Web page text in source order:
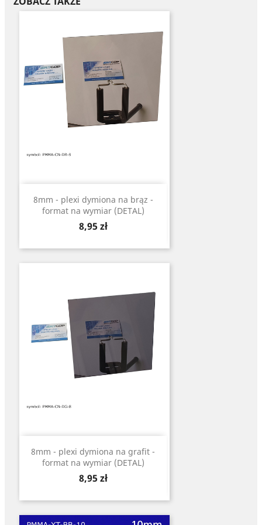
8mm - plexi dymiona na brąz -
format na wymiar (DETAL)
Cena
8,95 zł
8mm - plexi dymiona na grafit -
format na wymiar (DETAL)
Cena
8,95 zł